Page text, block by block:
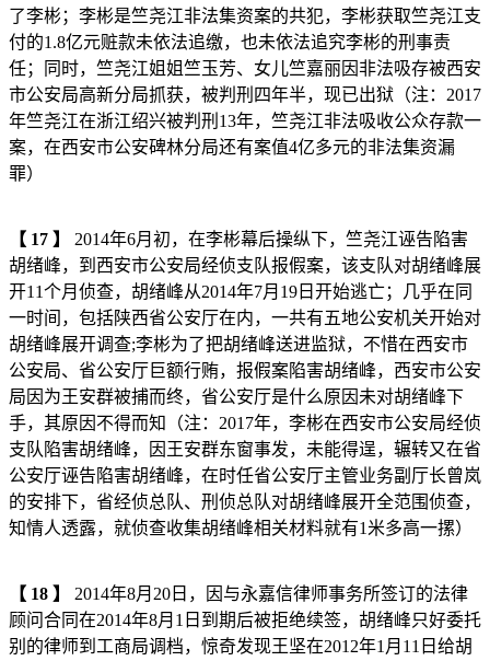
了李彬；李彬是竺尧江非法集资案的共犯，李彬获取竺尧江支
付的1.8亿元赃款未依法追缴，也未依法追究李彬的刑事责
任；同时，竺尧江姐姐竺玉芳、女儿竺嘉丽因非法吸存被西安
市公安局高新分局抓获，被判刑四年半，现已出狱（注：2017
年竺尧江在浙江绍兴被判刑13年，竺尧江非法吸收公众存款一
案，在西安市公安碑林分局还有案值4亿多元的非法集资漏
罪）
【 17 】
2014年6月初，在李彬幕后操纵下，竺尧江诬告陷害
胡绪峰，到西安市公安局经侦支队报假案，该支队对胡绪峰展
开11个月侦查，胡绪峰从2014年7月19日开始逃亡；几乎在同
一时间，包括陕西省公安厅在内，一共有五地公安机关开始对
胡绪峰展开调查;李彬为了把胡绪峰送进监狱，不惜在西安市
公安局、省公安厅巨额行贿，报假案陷害胡绪峰，西安市公安
局因为王安群被捕而终，省公安厅是什么原因未对胡绪峰下
手，其原因不得而知（注：2017年，李彬在西安市公安局经侦
支队陷害胡绪峰，因王安群东窗事发，未能得逞，辗转又在省
公安厅诬告陷害胡绪峰，在时任省公安厅主管业务副厅长曾岚
的安排下，省经侦总队、刑侦总队对胡绪峰展开全范围侦查，
知情人透露，就侦查收集胡绪峰相关材料就有1米多高一摞）
【 18 】
2014年8月20日，因与永嘉信律师事务所签订的法律
顾问合同在2014年8月1日到期后被拒绝续签，胡绪峰只好委托
别的律师到工商局调档，惊奇发现王坚在2012年1月11日给胡